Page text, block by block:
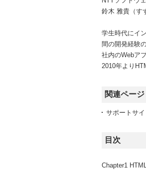
鈴木 雅貴（す
学生時代にイ
間の開発経験
社内のWebア
2010年より
関連ページ
サポートサ
目次
Chapter1